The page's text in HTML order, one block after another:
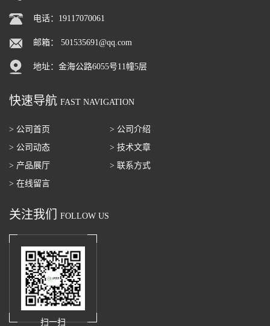
电话：19117070061
邮箱： 501535691@qq.com
地址：金海公路6055号11幢5层
快速导航 FAST NAVIGATION
> 公司首页
> 公司介绍
> 公司动态
> 技术文章
> 产品展厅
> 联系方式
> 在线留言
关注我们 FOLLOW US
扫一扫